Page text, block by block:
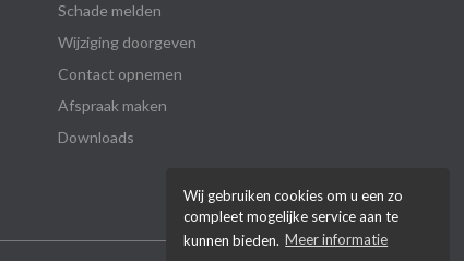
Wij gebruiken cookies om u een zo
compleet mogelijke service aan te
kunnen bieden. Meer informatie
Schade melden
Wijziging doorgeven
Contact opnemen
Afspraak maken
Downloads